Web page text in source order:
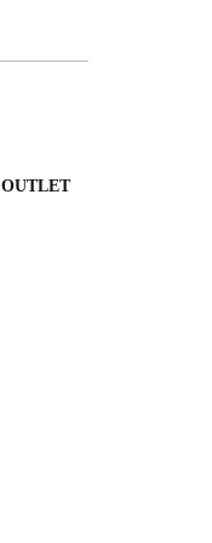
ОUTLET